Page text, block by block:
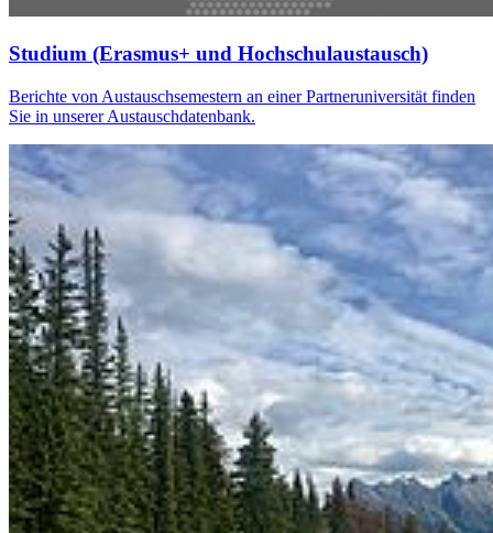
Studium (Erasmus+ und Hochschulaustausch)
Berichte von Austauschsemestern an einer Partneruniversität finden
Sie in unserer Austauschdatenbank.